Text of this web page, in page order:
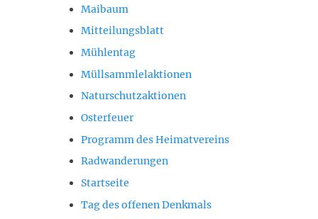
Maibaum
Mitteilungsblatt
Mühlentag
Müllsammlelaktionen
Naturschutzaktionen
Osterfeuer
Programm des Heimatvereins
Radwanderungen
Startseite
Tag des offenen Denkmals